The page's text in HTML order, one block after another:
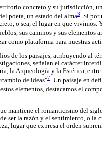
concreto y su jurisdicción,
poeta, un estado del alma3. Si por
o sea, el lugar en que vivimos.
sus caminos y sus elementos
como plataforma para nuestras
de los paisajes, atribuyendo al
señalan el carácter
la Arqueología y la Estética, entre
de ideas"7. Un paisaje en
elementos, destacamos el
mantiene el romanticismo del
ser la razón y el sentimiento, o la
lugar que expresa el orden